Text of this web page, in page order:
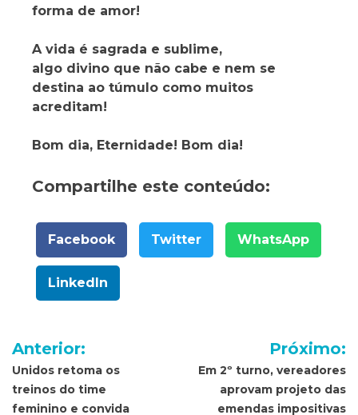
forma de amor!
A vida é sagrada e sublime,
algo divino que não cabe e nem se
destina ao túmulo como muitos
acreditam!
Bom dia, Eternidade! Bom dia!
Compartilhe este conteúdo:
Facebook Twitter WhatsApp
LinkedIn
Navegação
de
Post
Anterior:
Unidos retoma os
treinos do time
feminino e convida
Próximo:
Em 2º turno, vereadores
aprovam projeto das
emendas impositivas